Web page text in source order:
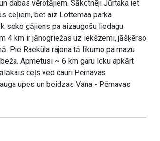
dabas vērotājiem. Sākotnēji Jūrtaka iet
ceļiem, bet aiz Lottemaa parka
seko gājiens pa aizaugošu liedagu
4 km ir jānogriežas uz iekšzemi, jāšķērso
Pie Raeküla rajona tā līkumo pa mazu
Apmetusi ~ 6 km garu loku apkārt
ceļš ved cauri Pērnavas
upes un beidzas Vana - Pērnavas